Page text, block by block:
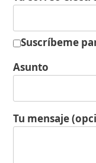
Suscríbeme
Asunto
Tu mensaje